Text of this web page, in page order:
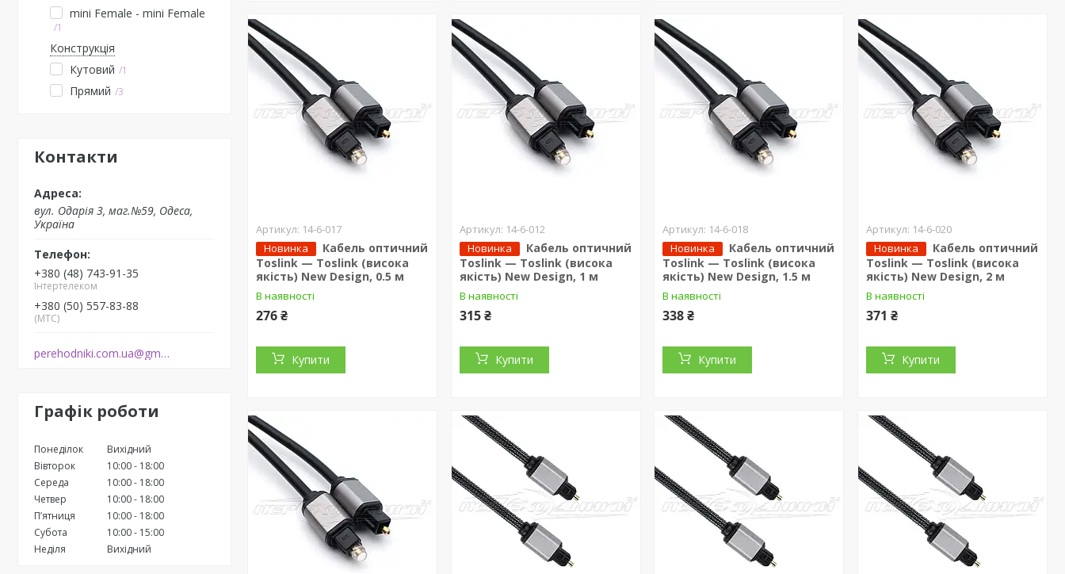
mini Female - mini Female
1
Конструкція
Кутовий
1
Прямий 3
Контакти
вул. Одарiя 3, маг.№59, Одеса,
Україна
+380 (48) 743-91-35
Інтертелеком
+380 (50) 557-83-88
(МТС)
perehodniki.com.ua@gmail.com
Графік роботи
Понеділок
Вихідний
Вівторок
10:00
18:00
Середа
10:00
18:00
Четвер
10:00
18:00
Пʼятниця
10:00
18:00
Субота
10:00
15:00
Неділя
Вихідний
14-6-017
Новинка
Кабель оптичний
Toslink — Toslink (висока
якість) New Design, 0.5 м
В наявності
276 ₴
Купити
14-6-012
Новинка
Кабель оптичний
Toslink — Toslink (висока
якість) New Design, 1 м
В наявності
315 ₴
Купити
14-6-018
Новинка
Кабель оптичний
Toslink — Toslink (висока
якість) New Design, 1.5 м
В наявності
338 ₴
Купити
14-6-020
Новинка
Кабель оптичний
Toslink — Toslink (висока
якість) New Design, 2 м
В наявності
371 ₴
Купити